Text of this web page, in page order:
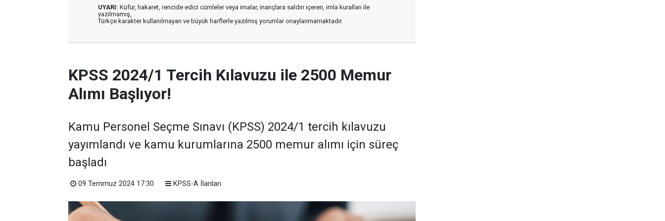
UYARI: Küfür, hakaret, rencide edici cümleler veya imalar, inançlara saldırı içeren, imla kuralları ile
yazılmamış,
Türkçe karakter kullanılmayan ve büyük harflerle yazılmış yorumlar onaylanmamaktadır.
KPSS 2024/1 Tercih Kılavuzu ile 2500 Memur
Alımı Başlıyor!
Kamu Personel Seçme Sınavı (KPSS) 2024/1 tercih kılavuzu
yayımlandı ve kamu kurumlarına 2500 memur alımı için süreç
başladı
09 Temmuz 2024 17:30 KPSS-A İlanları